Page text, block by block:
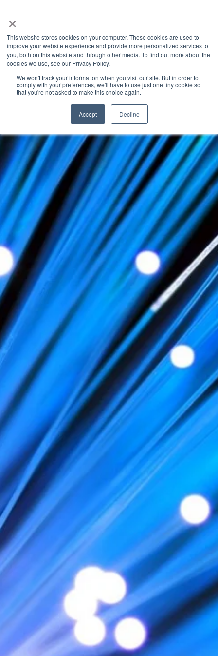
×
This website stores cookies on your computer. These cookies are used to
improve your website experience and provide more personalized services to
you, both on this website and through other media. To find out more about the
cookies we use, see our Privacy Policy.
We won't track your information when you visit our site. But in order to
comply with your preferences, we'll have to use just one tiny cookie so
that you're not asked to make this choice again.
Accept Decline
GRANITE RIVER LABS BLOG